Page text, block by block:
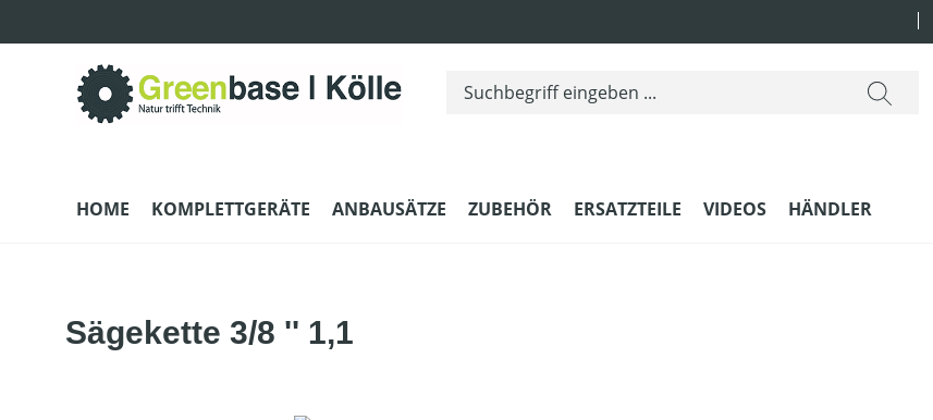
HOME KOMPLETTGERÄTE ANBAUSÄTZE ZUBEHÖR ERSATZTEILE VIDEOS HÄNDLER
Sägekette 3/8 '' 1,1